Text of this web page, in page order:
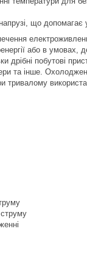
що допомагає
або в
дрібні побутові
та інше.
тривалому